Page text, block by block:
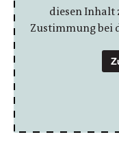
diesen Inhalt
Zustimmung bei